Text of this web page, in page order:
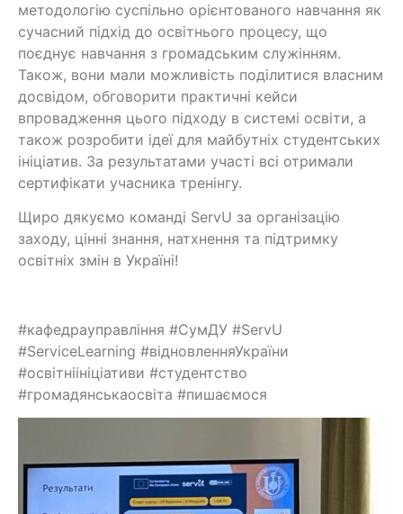
методологію суспільно орієнтованого навчання як
сучасний підхід до освітнього процесу, що
поєднує навчання з громадським служінням.
Також, вони мали можливість поділитися власним
досвідом, обговорити практичні кейси
впровадження цього підходу в системі освіти, а
також розробити ідеї для майбутніх студентських
ініціатив. За результатами участі всі отримали
сертифікати учасника тренінгу.
Щиро дякуємо команді ServU за організацію
заходу, цінні знання, натхнення та підтримку
освітніх змін в Україні!
#кафедрауправління #СумДУ #ServU
#ServiceLearning #відновленняУкраїни
#освітніініціативи #студентство
#громадянськаосвіта #пишаємося